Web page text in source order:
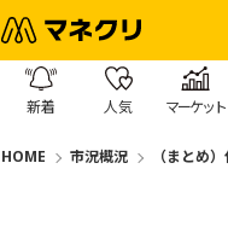
新着 人気 マーケット
HOME 市況概況 （まとめ